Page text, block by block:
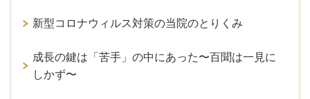
新型コロナウィルス対策の当院のとりくみ
成長の鍵は「苦手」の中にあった〜百聞は一見に
しかず〜